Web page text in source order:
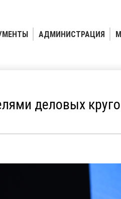
АДМИНИСТРАЦИЯ
деловых